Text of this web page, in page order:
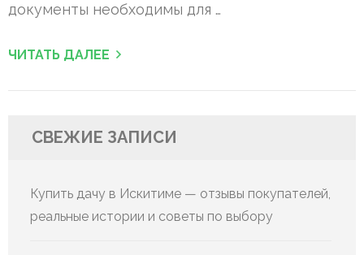
документы необходимы для …
ЧИТАТЬ ДАЛЕЕ
СВЕЖИЕ ЗАПИСИ
Купить дачу в Искитиме — отзывы покупателей,
реальные истории и советы по выбору